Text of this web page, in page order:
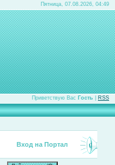
Пятница, 07.08.2026, 04:49
Приветствую Вас Гость RSS
Вход на Портал